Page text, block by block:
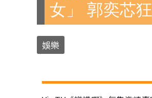
女」 郭奕芯
娛樂